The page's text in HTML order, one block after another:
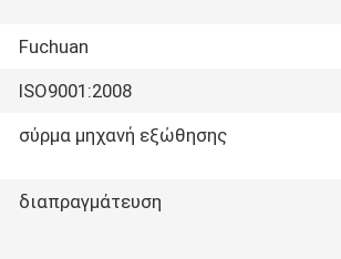
Fuchuan
ISO9001:2008
σύρμα μηχανή εξώθησης
διαπραγμάτευση